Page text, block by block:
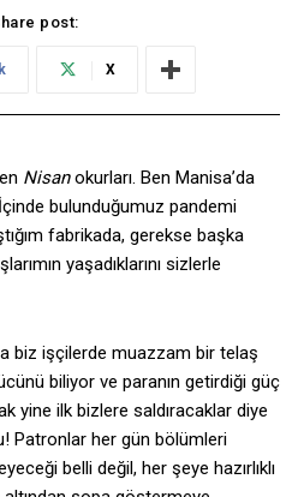
post:
X
Nisanokurları. Ben Manisa’da
bulunduğumuz pandemi
fabrikada, gerekse başka
yaşadıklarını sizlerle
biz işçilerde muazzam bir telaş
biliyor ve paranın getirdiği güç
yine ilk bizlere saldıracaklar diye
Patronlar her gün bölümleri
belli değil, her şeye hazırlıklı